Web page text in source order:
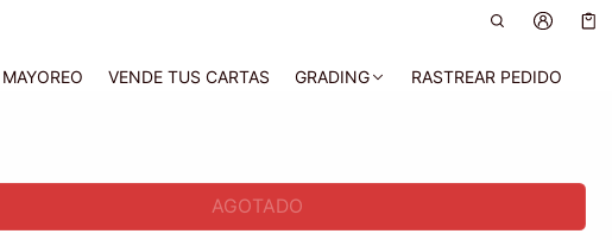
MAYOREO VENDE TUS CARTAS GRADING RASTREAR PEDIDO
AGOTADO